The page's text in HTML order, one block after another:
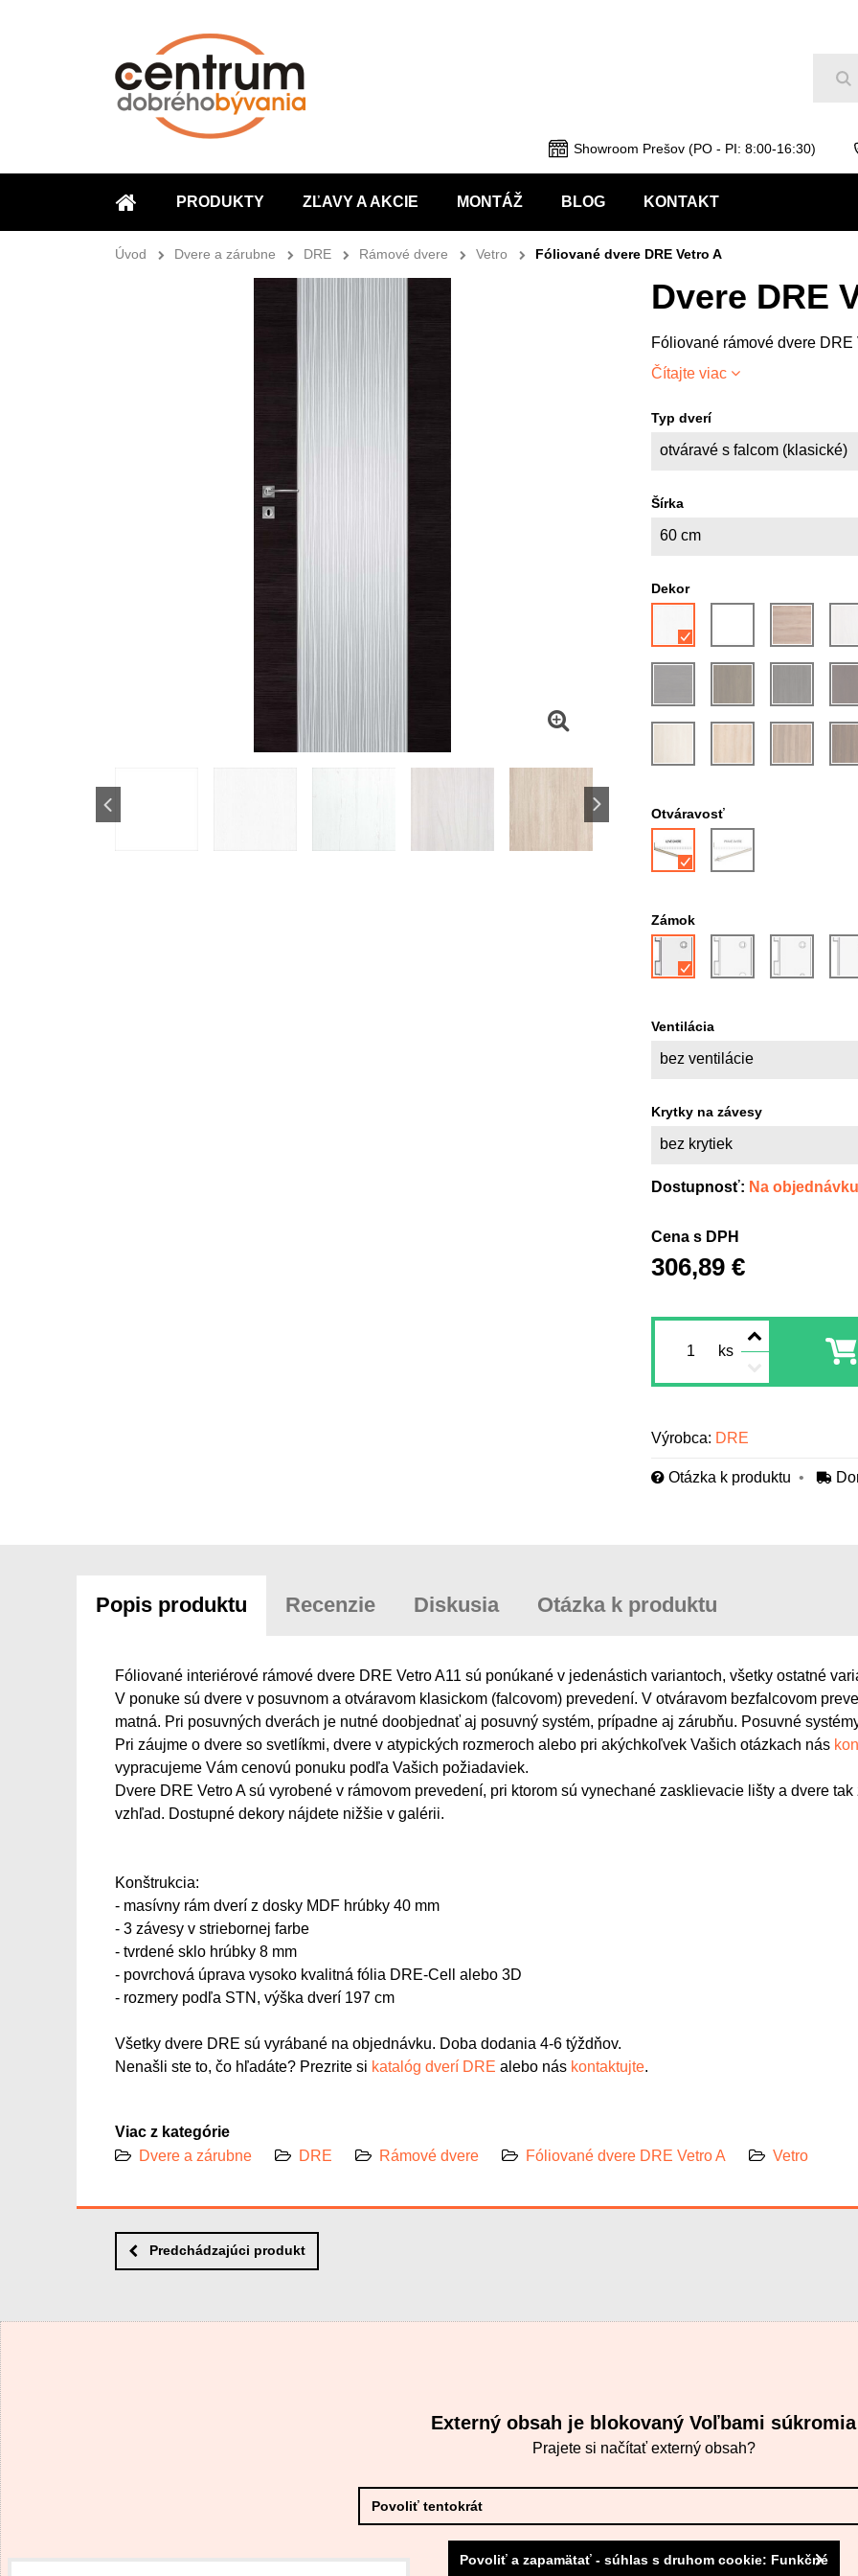
ÚVOD
PRODUKTY ZĽAVY A AKCIE MONTÁŽ BLOG KONTAKT
Showroom Prešov (PO - PI: 8:00-16:30)
Úvod Dvere a zárubne DRE Rámové dvere Vetro Fóliované dvere DRE Vetro A
Dvere DRE
Fóliované rámové dvere DRE
Čítajte viac
Typ dverí
otváravé s falcom (klasické)
Šírka
60 cm
Dekor
Otváravosť
Zámok
Ventilácia
bez ventilácie
Krytky na závesy
bez krytiek
Dostupnosť: Na objednávku
Cena s DPH
306,89 €
ks
Výrobca: DRE
Otázka k produktu
Popis produktu Recenzie Diskusia Otázka k produktu
Fóliované interiérové rámové dvere DRE Vetro A11 sú ponúkané v jedenástich variantoch, všetky ostatné
V ponuke sú dvere v posuvnom a otváravom klasickom (falcovom) prevedení. V otváravom bezfalcovom
matná. Pri posuvných dverách je nutné doobjednať aj posuvný systém, prípadne aj zárubňu. Posuvné
Pri záujme o dvere so svetlíkmi, dvere v atypických rozmeroch alebo pri akýchkoľvek Vašich otázkach nás
vypracujeme Vám cenovú ponuku podľa Vašich požiadaviek.
Dvere DRE Vetro A sú vyrobené v rámovom prevedení, pri ktorom sú vynechané zasklievacie lišty a dvere
vzhľad. Dostupné dekory nájdete nižšie v galérii.
Konštrukcia:
- masívny rám dverí z dosky MDF hrúbky 40 mm
- 3 závesy v striebornej farbe
- tvrdené sklo hrúbky 8 mm
- povrchová úprava vysoko kvalitná fólia DRE-Cell alebo 3D
- rozmery podľa STN, výška dverí 197 cm
Všetky dvere DRE sú vyrábané na objednávku. Doba dodania 4-6 týždňov.
Nenašli ste to, čo hľadáte? Prezrite si katalóg dverí DRE alebo nás kontaktujte.
Viac z kategórie
Dvere a zárubne
DRE Rámové dvere Fóliované dvere DRE Vetro A Vetro
Predchádzajúci produkt
Externý obsah je blokovaný Voľbami súkromia
Prajete si načítať externý obsah?
Povoliť tentokrát
Povoliť a zapamätať - súhlas s druhom cookie: Funkčné